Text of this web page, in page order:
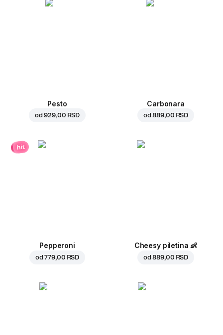
Pesto
od929,00 RSD
Carbonara
od889,00 RSD
hit
Pepperoni
od779,00 RSD
Cheesy piletina 👶
od889,00 RSD